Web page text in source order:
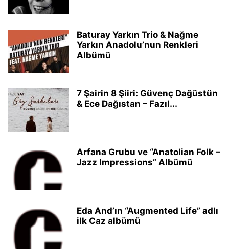
Baturay Yarkın Trio & Nağme
Yarkın Anadolu’nun Renkleri
Albümü
7 Şairin 8 Şiiri: Güvenç Dağüstün
& Ece Dağıstan – Fazıl...
Arfana Grubu ve “Anatolian Folk –
Jazz Impressions” Albümü
Eda And’ın “Augmented Life” adlı
ilk Caz albümü